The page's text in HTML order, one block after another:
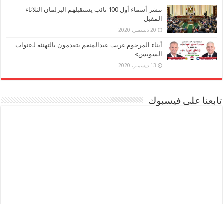
ننشر أسماء أول 100 نائب يستقبلهم البرلمان الثلاثاء
المقبل
20 ديسمبر، 2020
أبناء المرحوم غريب عبدالمنعم يتقدمون بالتهنئة لـ«نواب
السويس»
13 ديسمبر، 2020
تابعنا على فيسبوك